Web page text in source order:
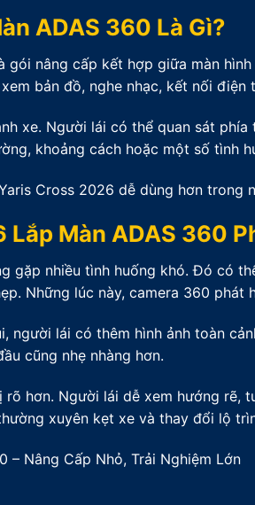
ADAS 360 Là Gì?
gói nâng cấp kết hợp giữa màn
bản đồ, nghe nhạc, kết nối
xe. Người lái có thể quan sát
khoảng cách hoặc một số tình
Cross 2026 dễ dùng hơn trong
Lắp Màn ADAS 360
gặp nhiều tình huống khó. Đó có
Những lúc này, camera 360 phát
người lái có thêm hình ảnh toàn
cũng nhẹ nhàng hơn.
rõ hơn. Người lái dễ xem hướng rẽ,
xuyên kẹt xe và thay đổi lộ